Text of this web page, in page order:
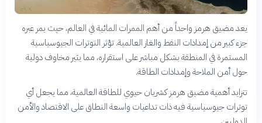
يعد مضيق هرمز واحداً من أهم الممرات المائية في العالم، حيث يمر عبره
جزء كبير من إمدادات النفط والغاز العالمية. تؤثر التوترات الجيوسياسية
المستمرة في المنطقة بشكل مباشر على استقراره، مما يثير مخاوف دولية
حول أمن الملاحة وإمدادات الطاقة.
تتزايد أهمية مضيق هرمز كشريان حيوي للطاقة العالمية، مما يجعل أي
توترات جيوسياسية فيه ذات تداعيات واسعة النطاق على الاقتصاد والأمن